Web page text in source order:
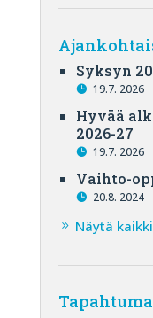
Syksyn
19.7. 2026
Hyvää
2026-27
19.7. 2026
Vaihto-
20.8. 2024
Näytä kaikki